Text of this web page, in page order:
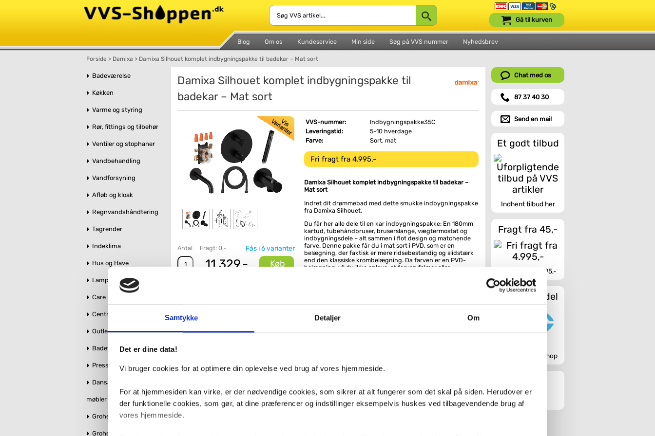
Samtykke Detaljer Om
Det er dine data!
Vi bruger cookies for at optimere din oplevelse ved brug af vores hjemmeside.
For at hjemmesiden kan virke, er der nødvendige cookies, som sikrer at alt fungerer som det skal på siden. Herudover er
der funktionelle cookies, som gør, at dine præferencer og indstillinger eksempelvis huskes ved tilbagevendende brug af
vores hjemmeside.
Blog Om os Kundeservice Min side Søg på VVS nummer Nyhedsbrev
Gå til kurven
Forside > Damixa > Damixa Silhouet komplet indbygningspakke til badekar – Mat sort
Badeværelse
Køkken
Varme og styring
Rør, fittings og tilbehør
Ventiler og stophaner
Vandbehandling
Vandforsyning
Afløb og kloak
Regnvandshåndtering
Tagrender
Indeklima
Hus og Have
Lamper
Care
Centralstøvsuger
Outlet
Badeværelse makeover
Pressalit toiletsæder
Dansani bruseglas &
møbler
Grohe Essence
Grohe QuickFix
Damixa Silhouet komplet indbygningspakke til
badekar – Mat sort
Fås i 6 varianter
Antal Fragt: 0,-
11.329,- Køb
VVS-nummer:
Indbygningspakke35C
Leveringstid:
5-10 hverdage
Farve:
Sort, mat
Fri fragt fra 4.995,-
Damixa Silhouet komplet indbygningspakke til badekar –
Mat sort
Indret dit drømmebad med dette smukke indbygningspakke
fra Damixa Silhouet.
Du får her alle dele til en kar indbygningspakke: En 180mm
kartud, tubehåndbruser, bruserslange, vægtermostat og
indbygningsdele – alt sammen i flot design og matchende
farve. Denne pakke får du i mat sort i PVD, som er en
belægning, der faktisk er mere ridsebestandig og slidstærk
end den klassiske krombelægning. Da farven er en PVD-
belægning, vil du ikke opleve, at farven falmer eller
nemt kan fjerne eventuelle kalkaflejringer.
Vælger du dette indbygningssystem er du sikker på en
stilren og pladsbesparende løsning, som vil bringe glæde i
mange år. Foruden det flotte udseende er der masser af
Indeholder:
indbygningsboks med lækagesikring
Silhouet håndbruser
Slange på 150 cm
Chat med os
87 37 40 30
Send en mail
Et godt tilbud
Indhent tilbud her
Fragt fra 45,-
Fri fragt fra 4.995,-
Sikker handel
Godkendt webshop